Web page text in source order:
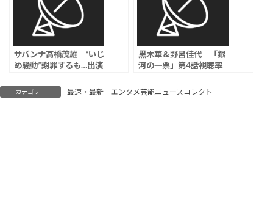
サバンナ高橋茂雄 “いじ
め騒動”謝罪するも…出演
いつけた！」降板の危機
黒木華＆野呂佳代 「銀
河の一票」第4話視聴率
カテゴリー 最速・最新 エンタメ芸能ニュースコレクト